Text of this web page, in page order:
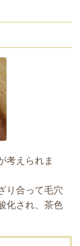
考えられま
り合って毛穴
化され、茶色